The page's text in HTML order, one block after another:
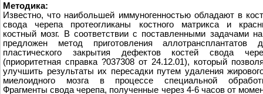
Методика:
Известно, что наибольшей иммуногенностью обладают в
свода черепа протеогликаны костного матрикса и
костный мозг. В соответствии с поставленными задачами
предложен метод приготовления аллотрансплантатов
пластического закрытия дефектов костей свода
(приоритетная справка ?037308 от 24.12.01), который
улучшить результаты их пересадки путем удаления
миелоидного мозга в процессе специальной
Фрагменты свода черепа, полученные через 4-6 часов от